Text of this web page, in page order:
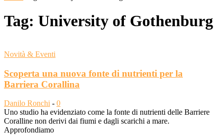
Tag: University of Gothenburg
Novità & Eventi
Scoperta una nuova fonte di nutrienti per la
Barriera Corallina
Danilo Ronchi - 0
Uno studio ha evidenziato come la fonte di nutrienti delle Barriere
Coralline non derivi dai fiumi e dagli scarichi a mare.
Approfondiamo